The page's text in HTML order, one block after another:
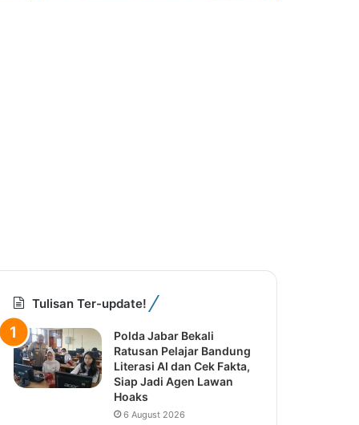
Tulisan Ter-update!
Polda Jabar Bekali
Ratusan Pelajar Bandung
Literasi AI dan Cek Fakta,
Siap Jadi Agen Lawan
Hoaks
6 August 2026